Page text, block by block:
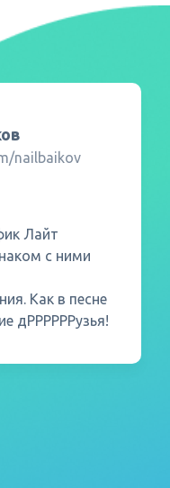
к
лид
и
nailbaikov
Лайт
с ними
Как в песне
дРРРРРРузья!